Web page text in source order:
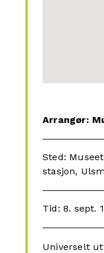
Arrangør:
Sted:
stasjon,
Tid: 8. sept.
Universelt